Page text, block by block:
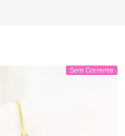
Sem Corrente